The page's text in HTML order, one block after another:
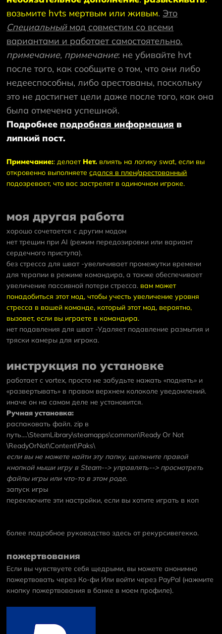
возьмите hvts мертвым или живым. Это
Специальныймод совместим со всеми
вариантами и работает самостоятельно.
примечание, примечание: не убивайте hvt
после того, как сообщите о том, что они либо
недееспособны, либо арестованы, поскольку
это не достигнет цели даже после того, как она
была отмечена успешной.
Подробнее подробная информация в
липкий пост.
Примечание:: делаетНет. влиять на логику swat, если вы
откровенно выполняетесдался в плен/арестованный
подозревает, что вас застрелят в одиночном игроке.
моя другая работа
хорошо сочетается с другим модом
нет трещин при AI (режим передозировки или вариант
сердечного приступа).
без стресса для шват-увеличивает промежутки времени
для терапии в режиме командира, а также обеспечивает
увеличение пассивной потери стресса. вам может
понадобиться этот мод, чтобы учесть увеличение уровня
стресса в вашей команде, который этот мод, вероятно,
вызовет, если вы играете в командира.
нет подавления для шват-Удаляет подавление размытия и
тряски камеры для игрока.
инструкция по установке
работает с vortex, просто не забудьте нажать «поднять» и
«развертывать» в правом верхнем колоколе уведомлений.
иначе он на самом деле не установится.
Ручная установка:
распаковать файл. zip в
путь....\SteamLibrary\steamapps\common\Ready Or Not
\ReadyOrNot\Content\Paks\
если вы не можете найти эту папку, щелкните правой
кнопкой мыши игру в Steam--> управлять--> просмотреть
файлы игры или что-то в этом роде.
запуск игры
переключите эти настройки, если вы хотите играть в коп
более подробное руководство здесь от рекурсивегекко.
пожертвования
Если вы чувствуете себя щедрыми, вы можете анонимно
пожертвовать через Ко-фи Или войти через PayPal (нажмите
кнопку пожертвования в банке в моем профиле).